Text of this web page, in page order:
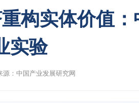
构实体价值
实验
源：中国产业发展研究网